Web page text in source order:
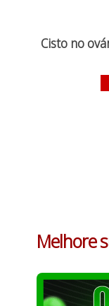
Cisto no
Melhore